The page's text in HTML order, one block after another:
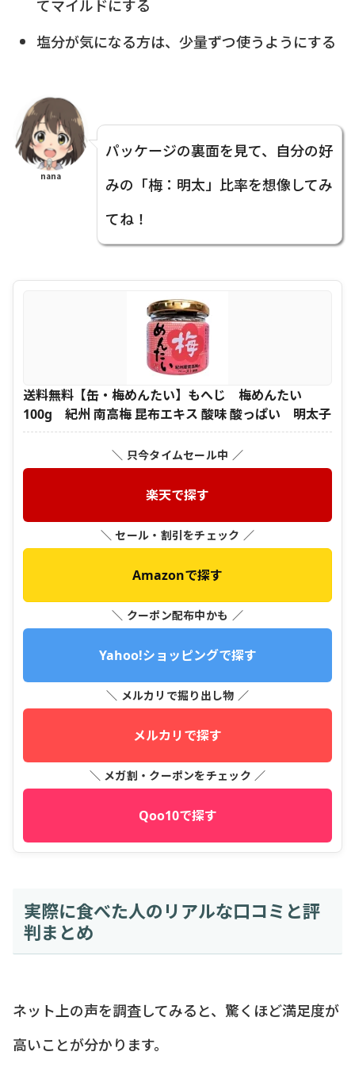
てマイルドにする
塩分が気になる方は、少量ずつ使うようにする
nana
パッケージの裏面を見て、自分の好
みの「梅：明太」比率を想像してみ
てね！
送料無料【缶・梅めんたい】もへじ 梅めんたい
100g 紀州 南高梅 昆布エキス 酸味 酸っぱい 明太子
＼ 只今タイムセール中 ／
楽天で探す
＼ セール・割引をチェック ／
Amazonで探す
＼ クーポン配布中かも ／
Yahoo!ショッピングで探す
＼ メルカリで掘り出し物 ／
メルカリで探す
＼ メガ割・クーポンをチェック ／
Qoo10で探す
実際に食べた人のリアルな口コミと評
判まとめ
ネット上の声を調査してみると、驚くほど満足度が
高いことが分かります。